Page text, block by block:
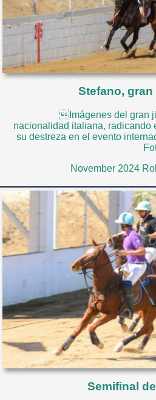
Stefano,
Imágenes del gran
nacionalidad italiana, radicando
su destreza en el evento
November 2024
Semifinal